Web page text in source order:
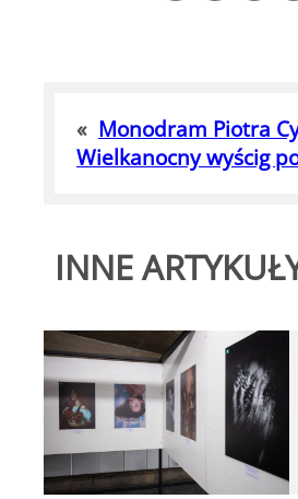
« Monodram Piotra
Wielkanocny wyścig
INNE